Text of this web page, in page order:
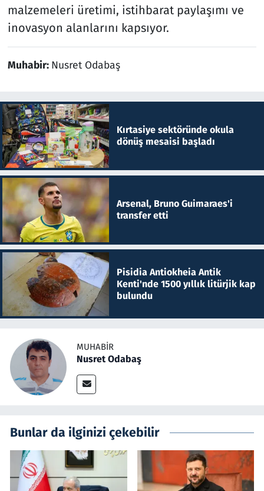
malzemeleri üretimi, istihbarat paylaşımı ve
inovasyon alanlarını kapsıyor.
Muhabir: Nusret Odabaş
Kırtasiye sektöründe okula
dönüş mesaisi başladı
Arsenal, Bruno Guimaraes'i
transfer etti
Pisidia Antiokheia Antik
Kenti'nde 1500 yıllık litürjik kap
bulundu
MUHABIR
Nusret Odabaş
Bunlar da ilginizi çekebilir